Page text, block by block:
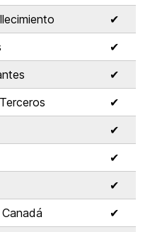
✔
✔
✔
✔
✔
✔
✔
✔